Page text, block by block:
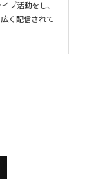
ブ活動をし、
く配信されて